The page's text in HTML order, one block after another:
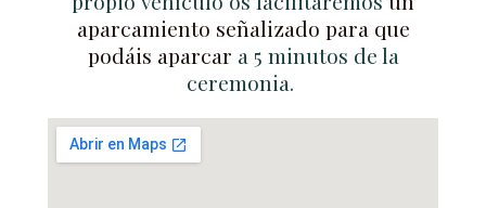
aparcamiento señalizado para que
podáis aparcar a 5 minutos de la
ceremonia.